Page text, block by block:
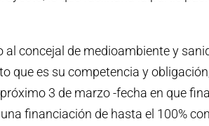
al concejal de medioambiente y
que es su competencia y
3 de marzo -fecha en que
financiación de hasta el 100%